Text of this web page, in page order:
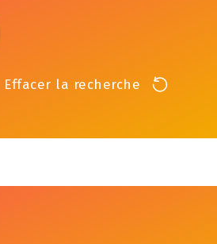
Effacer la recherche